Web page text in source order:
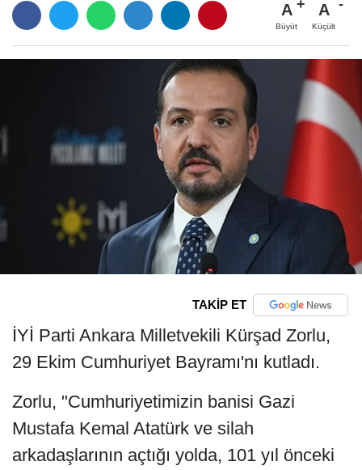
A
Büyüt
A
Küçült
TAKİP ET
İYİ Parti Ankara Milletvekili Kürşad Zorlu,
29 Ekim Cumhuriyet Bayramı'nı kutladı.
Zorlu, "Cumhuriyetimizin banisi Gazi
Mustafa Kemal Atatürk ve silah
arkadaşlarının açtığı yolda, 101 yıl önceki